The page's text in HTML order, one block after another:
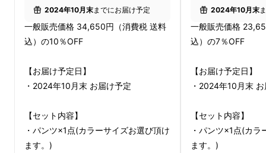
2024年10月末までにお届け予定
一般販売価格 34,650円（消費税 送料
込）の10％OFF
【お届け予定日】
・2024年10月末 お届け予定
【セット内容】
・パンツ×1点(カラーサイズお選び頂け
ます。)
2024年10月末
一般販売価格
込）の7％OFF
【お届け予定日】
・2024年10月末
【セット内容】
・パンツ×1点(カラ
ます。)